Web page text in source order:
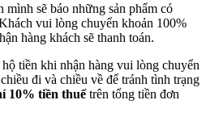
sẽ báo những sản phẩm có
vui lòng chuyển khoản 100%
hàng khách sẽ thanh toán.
tiền khi nhận hàng vui lòng chuyển
đi và chiều về để tránh tình trạng
10% tiền thuếtrên tổng tiền đơn